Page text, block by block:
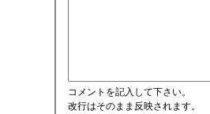
コメントを記入して下さい。
改行はそのまま反映されます。